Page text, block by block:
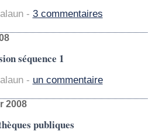
- 3 commentaires
séquence 1
- un commentaire
2008
publiques